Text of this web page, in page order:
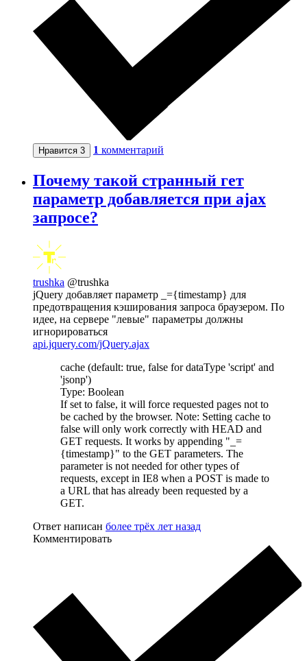
Нравится 3 1 комментарий
Почему такой странный гет
параметр добавляется при ajax
запросе?
trushka @trushka
jQuery добавляет параметр _={timestamp} для
предотвращения кэширования запроса браузером. По
идее, на сервере "левые" параметры должны
игнорироваться
api.jquery.com/jQuery.ajax
cache (default: true, false for dataType 'script' and
'jsonp')
Type: Boolean
If set to false, it will force requested pages not to
be cached by the browser. Note: Setting cache to
false will only work correctly with HEAD and
GET requests. It works by appending "_=
{timestamp}" to the GET parameters. The
parameter is not needed for other types of
requests, except in IE8 when a POST is made to
a URL that has already been requested by a
GET.
Ответ написан более трёх лет назад
Комментировать